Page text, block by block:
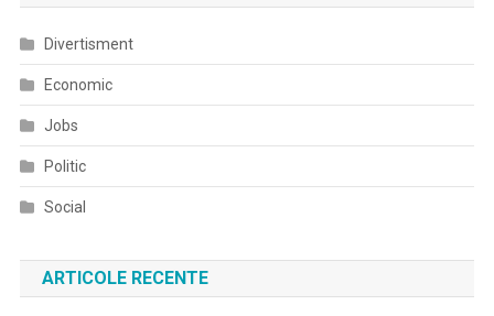
Divertisment
Economic
Jobs
Politic
Social
ARTICOLE RECENTE